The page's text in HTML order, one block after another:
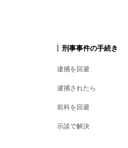
刑事事件の手続き
逮捕を回避
逮捕されたら
前科を回避
示談で解決